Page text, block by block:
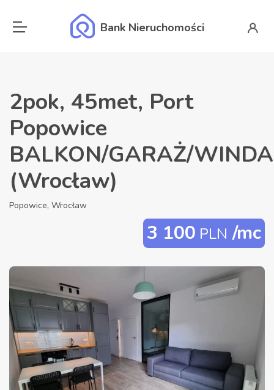
Bank Nieruchomości
2pok, 45met, Port
Popowice
BALKON/GARAŻ/WINDA
(Wrocław)
Popowice, Wrocław
3 100 PLN /mc